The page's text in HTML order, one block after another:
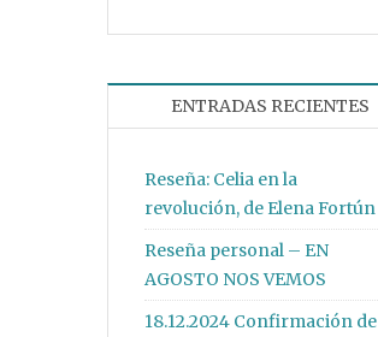
ENTRADAS RECIENTES
Reseña: Celia en la
revolución, de Elena Fortún
Reseña personal – EN
AGOSTO NOS VEMOS
18.12.2024 Confirmación de